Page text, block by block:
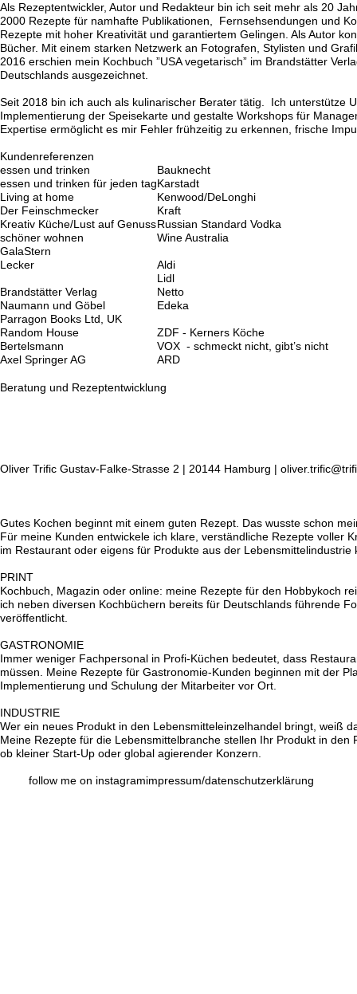
Als Rezeptentwickler, Autor und Redakteur bin ich seit mehr als 20
2000 Rezepte für namhafte Publikationen, Fernsehsendungen und
Rezepte mit hoher Kreativität und garantiertem Gelingen. Als Autor
Bücher. Mit einem starken Netzwerk an Fotografen, Stylisten und
2016 erschien mein Kochbuch ”USA vegetarisch” im Brandstätter
Deutschlands ausgezeichnet.
Seit 2018 bin ich auch als kulinarischer Berater tätig. Ich unterstütze
Implementierung der Speisekarte und gestalte Workshops für
Expertise ermöglicht es mir Fehler frühzeitig zu erkennen, frische
Kundenreferenzen
essen und trinken
essen und trinken für jeden tag
Living at home
Der Feinschmecker
Kreativ Küche/Lust auf Genuss
schöner wohnen
GalaStern
Lecker
Brandstätter Verlag
Naumann und Göbel
Parragon Books Ltd, UK
Random House
Bertelsmann
Axel Springer AG
Bauknecht
Karstadt
Kenwood/DeLonghi
Kraft
Russian Standard Vodka
Wine Australia
Aldi
Lidl
Netto
Edeka
ZDF - Kerners Köche
VOX - schmeckt nicht, gibt’s nicht
ARD
Beratung und Rezeptentwicklung
Oliver Trific Gustav-Falke-Strasse 2 | 20144 Hamburg |
Gutes Kochen beginnt mit einem guten Rezept. Das wusste schon
Für meine Kunden entwickele ich klare, verständliche Rezepte voller
im Restaurant oder eigens für Produkte aus der
PRINT
Kochbuch, Magazin oder online: meine Rezepte für den Hobbykoch
ich neben diversen Kochbüchern bereits für Deutschlands führende
veröffentlicht.
GASTRONOMIE
Immer weniger Fachpersonal in Profi-Küchen bedeutet, dass
müssen. Meine Rezepte für Gastronomie-Kunden beginnen mit der
Implementierung und Schulung der Mitarbeiter vor Ort.
INDUSTRIE
Wer ein neues Produkt in den Lebensmitteleinzelhandel bringt, weiß
Meine Rezepte für die Lebensmittelbranche stellen Ihr Produkt in
ob kleiner Start-Up oder global agierender Konzern.
follow me on instagramimpressum/datenschutzerklärung